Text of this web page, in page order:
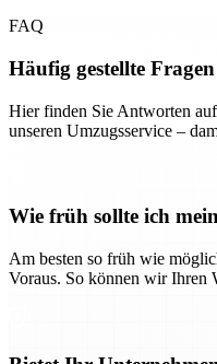
FAQ
Häufig gestellte Fragen
Hier finden Sie Antworten
unseren Umzugsservice –
Wie früh sollte ich
Am besten so früh wie
Voraus. So können wir Ihren